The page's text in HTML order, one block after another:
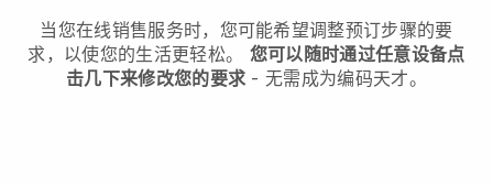
当您在线销售服务时，您可能希望调整预订步骤的要
求，以使您的生活更轻松。 您可以随时通过任意设备点
击几下来修改您的要求 - 无需成为编码天才。